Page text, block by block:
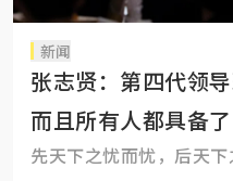
新闻
张志贤：第四代领
而且所有人都具备了
先天下之忧而忧，后天